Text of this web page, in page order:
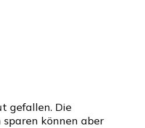
gefallen. Die
können aber